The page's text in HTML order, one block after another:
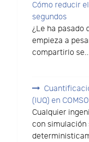
Cómo reducir
segundos
¿Le ha pasado
empieza a
compartirlo
(IUQ) en
Cualquier
con simulación